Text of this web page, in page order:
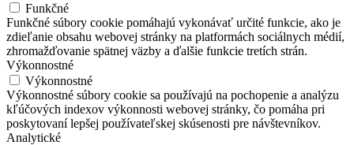
Funkčné
Funkčné súbory cookie pomáhajú vykonávať určité funkcie, ako je
zdieľanie obsahu webovej stránky na platformách sociálnych médií,
zhromažďovanie spätnej väzby a ďalšie funkcie tretích strán.
Výkonnostné
Výkonnostné
Výkonnostné súbory cookie sa používajú na pochopenie a analýzu
kľúčových indexov výkonnosti webovej stránky, čo pomáha pri
poskytovaní lepšej používateľskej skúsenosti pre návštevníkov.
Analytické